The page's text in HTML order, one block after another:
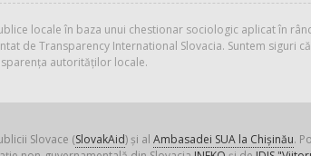
locale în baza unui chestionar sociologic aplicat în
de Transparency International Slovacia. Suntem siguri
autorităților locale.
Slovace (SlovakAid) și al Ambasadei SUA la Chișinău.